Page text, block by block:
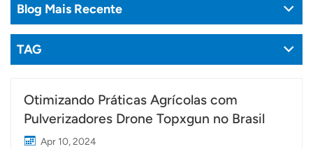
Tiếng Việt
Blog Mais Recente
TAG
Otimizando Práticas Agrícolas com
Pulverizadores Drone Topxgun no Brasil
Apr 10, 2024